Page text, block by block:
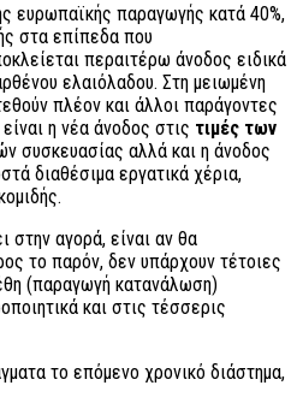
ευρωπαϊκής παραγωγής κατά 40%,
στα επίπεδα που
περαιτέρω άνοδος ειδικά
ελαιόλαδου. Στη μειωμένη
πλέον και άλλοι παράγοντες
η νέα άνοδος στις τιμές των
συσκευασίας αλλά και η άνοδος
διαθέσιμα εργατικά χέρια,
στην αγορά, είναι αν θα
το παρόν, δεν υπάρχουν τέτοιες
(παραγωγή κατανάλωση)
και στις τέσσερις
το επόμενο χρονικό διάστημα,